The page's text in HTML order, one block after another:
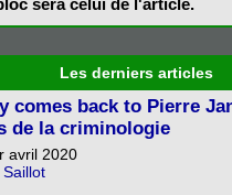
Les derniers articles
comes back to Pierre
de la criminologie
avril 2020